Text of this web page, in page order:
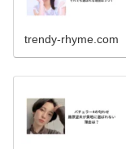
trendy-rhyme.com